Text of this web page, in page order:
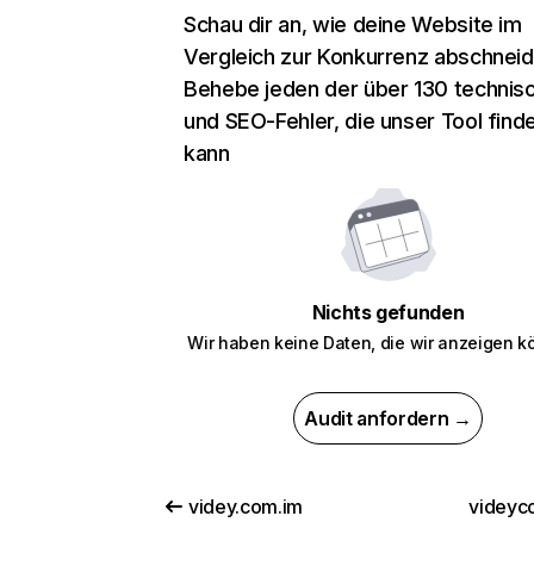
Schau dir an, wie deine Website im
Vergleich zur Konkurrenz
Behebe jeden der über 130
und SEO-Fehler, die unser Tool
kann
Nichts gefunden
Wir haben keine Daten, die wir anzeigen
Audit anfordern →
videy.com.im